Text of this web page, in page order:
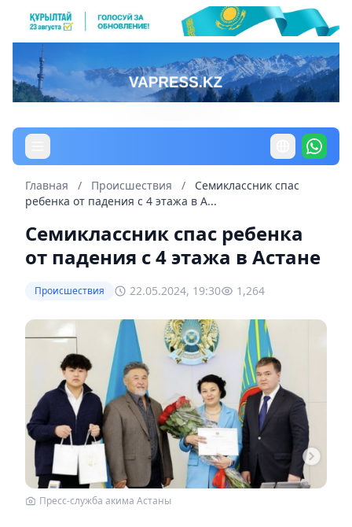
Главная / Происшествия /
Семиклассник спас
ребенка от падения с 4 этажа в А...
Семиклассник спас ребенка
от падения с 4 этажа в Астане
Происшествия 22.05.2024, 19:30 1,264
Пресс-служба акима Астаны